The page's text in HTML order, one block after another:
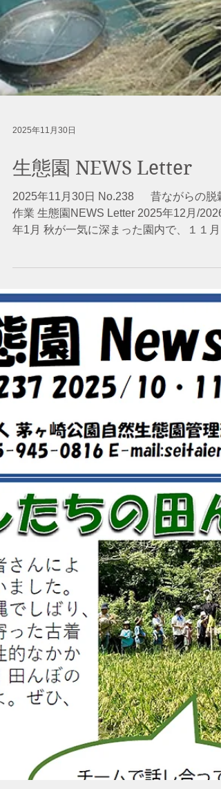
2025年11月30日
生態園 NEWS Letter
2025年11月30日 No.238 昔ながらの脱
作業 生態園NEWS Letter 2025年12月/2026
年1月 秋が一気に深まった園内で、１１月
１・２日は脱穀作業をしました。まず、天
に干していた稲束をリヤカーで運び、①足
み脱穀機をつかって脱穀、➁わらに残った
（もみ）を手作業ではずし、➂ふるいを使
箕（とうみ）にかけてワラ屑と籾米を選別
ました。手作業なので、手間も時間もかか
タッフ、みーんなでほこりまみれになりな
ら、無事に作業を終えることができました
☆事務局から 今年も早、師走の時期になっ
てまいりました。 11月は「お米つくり」の
脱穀から始まりイベントが目白おしとなり
した。 事務局スタッフも、「秋の実」「ジ
ョロウグモ」「うたで巡る生態園の秋」と
いめい講師をつとめ、来園者の皆さまとと
に、深まりゆく秋を楽しみました。生態園
紅葉もかなり進み、時に落葉のシャワーに
会うことも有り、これも晩秋の風情かと思
ます。 これからは、園も冬の様相となり